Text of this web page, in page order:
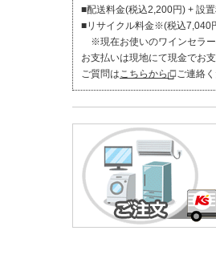
■配送料金(税込2,200円) + 設
■リサイクル料金※(税込7,040
※現在お使いのワインセラ
お支払いは現地にて現金でお支
ご質問はこちらから ご連絡く